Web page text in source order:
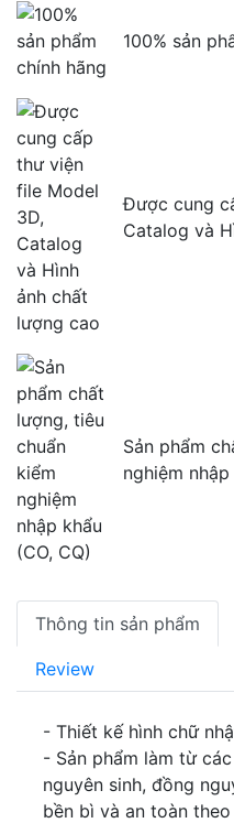
100% sản
Được cung
Catalog và
Sản phẩm
nghiệm nhập
Thông tin sản phẩm
Review
- Thiết kế hình chữ
- Sản phẩm làm từ
nguyên sinh, đồng
bền bì và an toàn